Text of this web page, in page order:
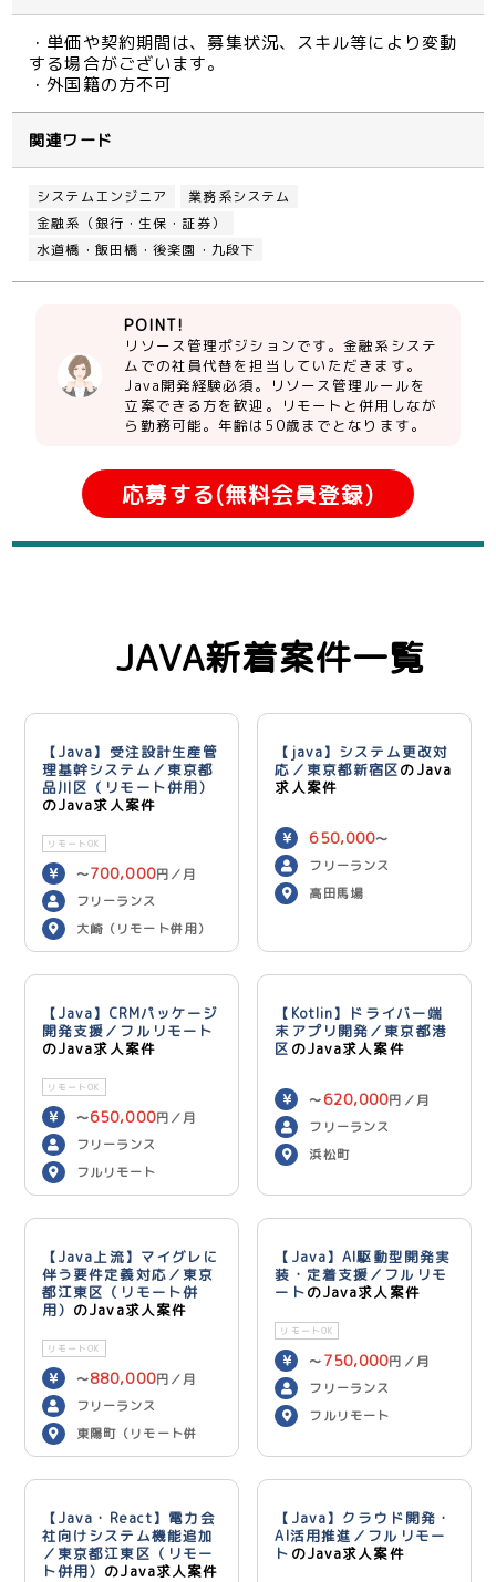
・単価や契約期間は、募集状況、スキル等により変動
する場合がございます。
・外国籍の方不可
関連ワード
システムエンジニア
業務系システム
金融系（銀行・生保・証券）
水道橋・飯田橋・後楽園・九段下
POINT!
リソース管理ポジションです。金融系システ
ムでの社員代替を担当していただきます。
Java開発経験必須。リソース管理ルールを
立案できる方を歓迎。リモートと併用しなが
ら勤務可能。年齢は50歳までとなります。
応募する(無料会員登録)
JAVA新着案件一覧
【Java】受注設計生産管
理基幹システム／東京都
品川区（リモート併用）
のJava求人案件
リモートOK
〜700,000円／月
フリーランス
大崎（リモート併用）
【java】システム更改対
応／東京都新宿区のJava
求人案件
650,000〜
750,000 円／月
フリーランス
高田馬場
【Java】CRMパッケージ
開発支援／フルリモート
のJava求人案件
リモートOK
〜650,000円／月
フリーランス
フルリモート
【Kotlin】ドライバー端
末アプリ開発／東京都港
区 のJava求人案件
〜 620,000円／月
フリーランス
浜松町
【Java上流】マイグレに
伴う要件定義対応／東京
都江東区（リモート併
用） のJava求人案件
リモートOK
〜880,000円／月
フリーランス
東陽町（リモート併
用）
【Java】AI駆動型開発実
装・定着支援／フルリモ
ートのJava求人案件
リモートOK
〜 750,000円／月
フリーランス
フルリモート
【Java・React】電力会
社向けシステム機能追加
／東京都江東区（リモー
ト併用） のJava求人案件
【Java】クラウド開発・
AI活用推進／フルリモー
ト のJava求人案件